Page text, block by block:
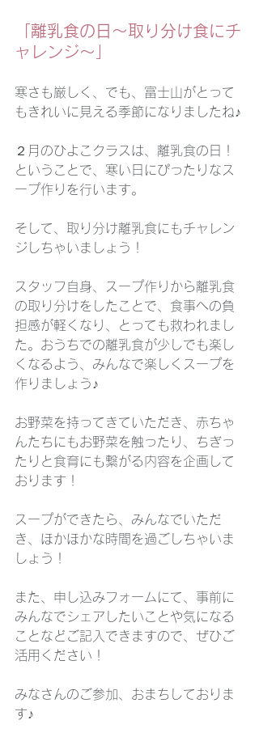
「離乳食の日〜取り分け食にチ
ャレンジ〜」
寒さも厳しく、でも、富士山がとって
もきれいに見える季節になりましたね♪
２月のひよこクラスは、離乳食の日！
ということで、寒い日にぴったりなス
ープ作りを行います。
そして、取り分け離乳食にもチャレン
ジしちゃいましょう！
スタッフ自身、スープ作りから離乳食
の取り分けをしたことで、食事への負
担感が軽くなり、とっても救われまし
た。おうちでの離乳食が少しでも楽し
くなるよう、みんなで楽しくスープを
作りましょう♪
お野菜を持ってきていただき、赤ちゃ
んたちにもお野菜を触ったり、ちぎっ
たりと食育にも繋がる内容を企画して
おります！
スープができたら、みんなでいただ
き、ほかほかな時間を過ごしちゃいま
しょう！
また、申し込みフォームにて、事前に
みんなでシェアしたいことや気になる
ことなどご記入できますので、ぜひご
活用ください！
みなさんのご参加、おまちしておりま
す♪